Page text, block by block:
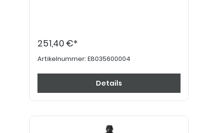
251,40 €*
Artikelnummer: E8035600004
Details